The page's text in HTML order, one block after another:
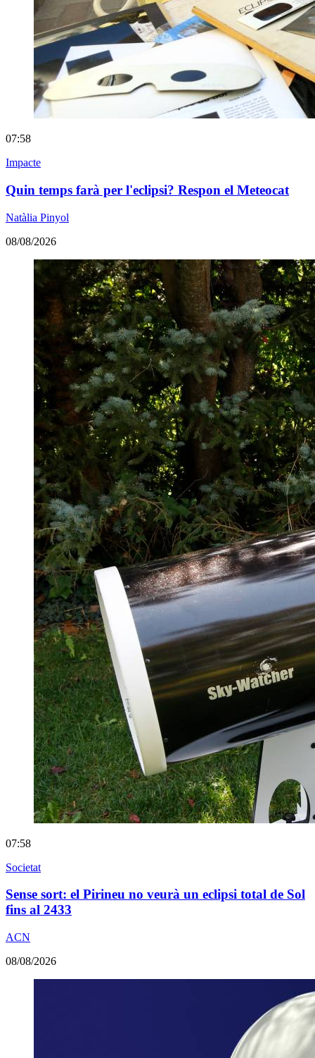
07:58
Impacte
Quin temps farà per l'eclipsi? Respon el Meteocat
Natàlia Pinyol
08/08/2026
07:58
Societat
Sense sort: el Pirineu no veurà un eclipsi total de Sol
fins al 2433
ACN
08/08/2026